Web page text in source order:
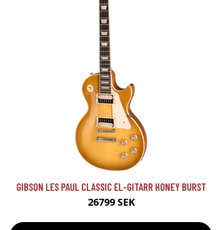
GIBSON LES PAUL CLASSIC EL-GITARR HONEY BURST
26799 SEK